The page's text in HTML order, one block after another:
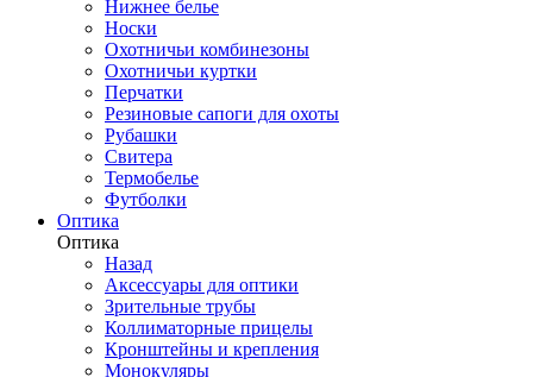
Нижнее белье
Носки
Охотничьи комбинезоны
Охотничьи куртки
Перчатки
Резиновые сапоги для охоты
Рубашки
Свитера
Термобелье
Футболки
Оптика
Оптика
Назад
Аксессуары для оптики
Зрительные трубы
Коллиматорные прицелы
Кронштейны и крепления
Монокуляры